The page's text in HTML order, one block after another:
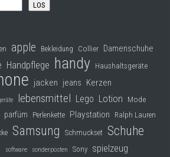
LOS
apple Bekleidung Collier Damenschuhe
Handpflege handy Haushaltsgeräte
jacken jeans Kerzen
lebensmittel Lego Lotion Mode
parfüm Perlenkette Playstation Ralph Lauren
Samsung Schmuckset Schuhe
software sonderposten Sony spielzeug